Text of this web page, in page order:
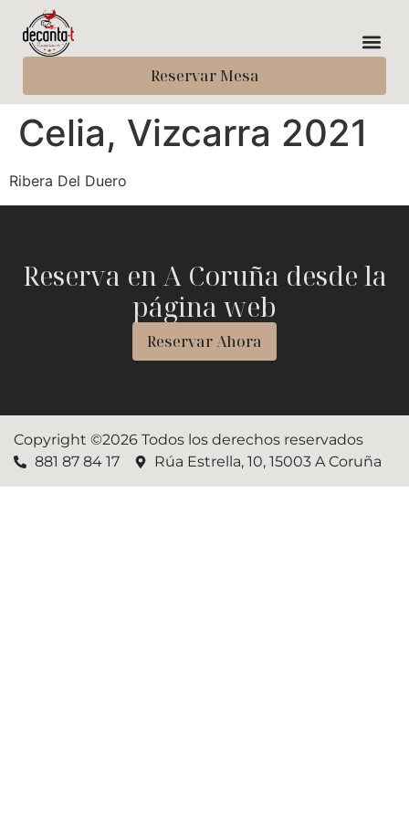
Reservar Mesa
Celia, Vizcarra 2021
Ribera Del Duero
Reserva en A Coruña desde la
página web
Reservar Ahora
Copyright ©2026 Todos los derechos reservados
881 87 84 17
Rúa Estrella, 10, 15003 A Coruña